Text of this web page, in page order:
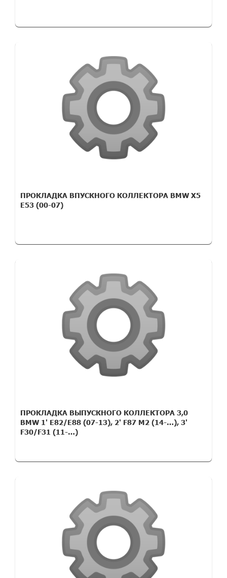
ПРОКЛАДКА ВПУСКНОГО КОЛЛЕКТОРА BMW X5
E53 (00-07)
ПРОКЛАДКА ВЫПУСКНОГО КОЛЛЕКТОРА 3,0
BMW 1' E82/E88 (07-13), 2' F87 M2 (14-…), 3'
F30/F31 (11-…)